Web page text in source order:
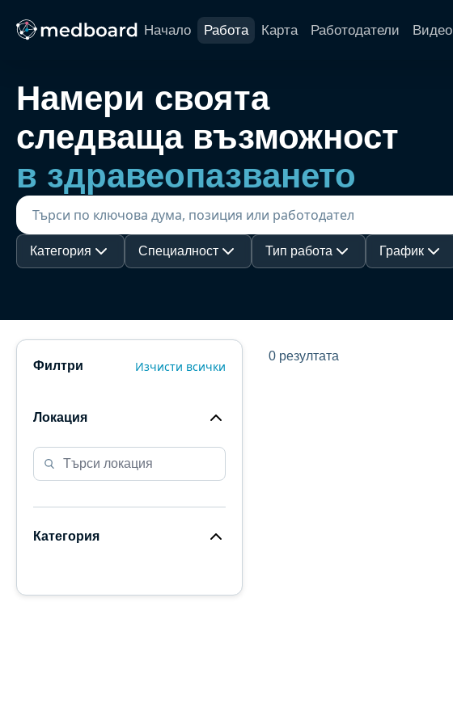
Начало Работа Карта Работодатели Видео
Намери своята
следваща възможност
в здравеопазването
Категория Специалност Тип работа График
Филтри Изчисти всички
Локация
Категория
0 резултата